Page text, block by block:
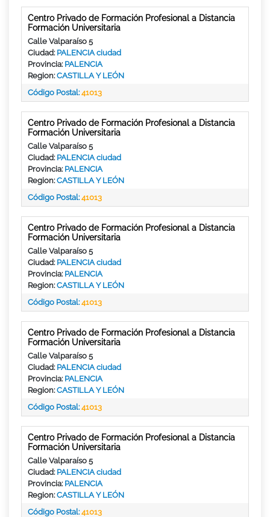
Centro Privado de Formación Profesional a Distancia
Formación Universitaria
Calle Valparaíso 5
Ciudad: PALENCIA ciudad
Provincia: PALENCIA
Region:CASTILLA Y LEÓN
Código Postal:41013
Centro Privado de Formación Profesional a Distancia
Formación Universitaria
Calle Valparaíso 5
Ciudad: PALENCIA ciudad
Provincia: PALENCIA
Region:CASTILLA Y LEÓN
Código Postal:41013
Centro Privado de Formación Profesional a Distancia
Formación Universitaria
Calle Valparaíso 5
Ciudad: PALENCIA ciudad
Provincia: PALENCIA
Region:CASTILLA Y LEÓN
Código Postal:41013
Centro Privado de Formación Profesional a Distancia
Formación Universitaria
Calle Valparaíso 5
Ciudad: PALENCIA ciudad
Provincia: PALENCIA
Region:CASTILLA Y LEÓN
Código Postal:41013
Centro Privado de Formación Profesional a Distancia
Formación Universitaria
Calle Valparaíso 5
Ciudad: PALENCIA ciudad
Provincia: PALENCIA
Region:CASTILLA Y LEÓN
Código Postal:41013